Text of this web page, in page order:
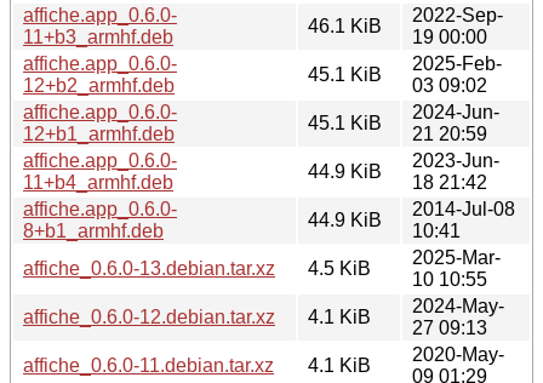
affiche.app_0.6.0-
11+b3_armhf.deb
46.1 KiB
2022-Sep-
19 00:00
affiche.app_0.6.0-
12+b2_armhf.deb
45.1 KiB
2025-Feb-
03 09:02
affiche.app_0.6.0-
12+b1_armhf.deb
45.1 KiB
2024-Jun-
21 20:59
affiche.app_0.6.0-
11+b4_armhf.deb
44.9 KiB
2023-Jun-
18 21:42
affiche.app_0.6.0-
8+b1_armhf.deb
44.9 KiB
2014-Jul-08
10:41
affiche_0.6.0-13.debian.tar.xz
4.5 KiB
2025-Mar-
10 10:55
affiche_0.6.0-12.debian.tar.xz
4.1 KiB
2024-May-
27 09:13
affiche_0.6.0-11.debian.tar.xz
4.1 KiB
2020-May-
09 01:29